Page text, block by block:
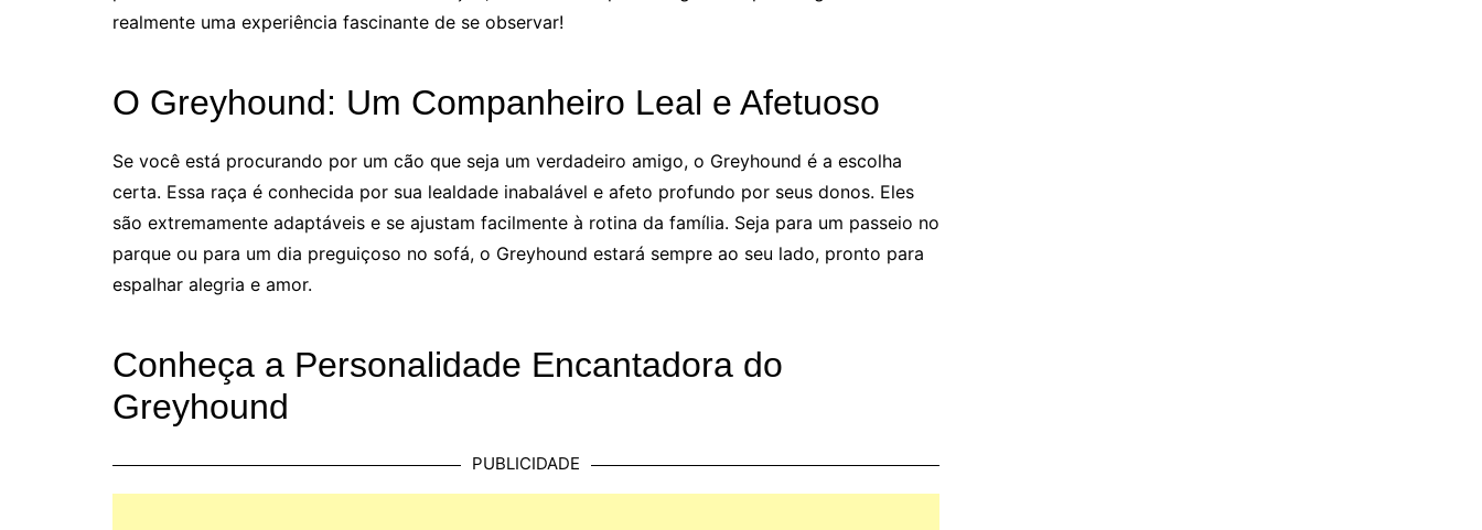
realmente uma experiência fascinante de se observar!
O Greyhound: Um Companheiro Leal e Afetuoso
Se você está procurando por um cão que seja um verdadeiro amigo, o Greyhound é a escolha
certa. Essa raça é conhecida por sua lealdade inabalável e afeto profundo por seus donos. Eles
são extremamente adaptáveis e se ajustam facilmente à rotina da família. Seja para um passeio no
parque ou para um dia preguiçoso no sofá, o Greyhound estará sempre ao seu lado, pronto para
espalhar alegria e amor.
Conheça a Personalidade Encantadora do
Greyhound
PUBLICIDADE